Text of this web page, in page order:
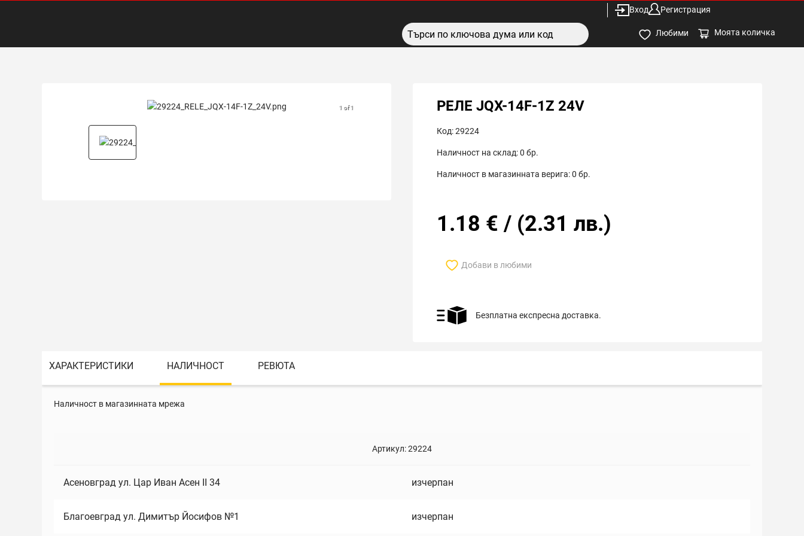
Вход Регистрация
Любими Моята количка
1 of 1 РЕЛЕ JQX-14F-1Z 24V
Код:29224
Наличност на склад:0 бр.
Наличност в магазинната верига:0 бр.
1.18 € / (2.31 лв.)
Добави в любими
Безплатна експресна доставка.
ХАРАКТЕРИСТИКИ НАЛИЧНОСТ РЕВЮТА
Наличност в магазинната мрежа
Артикул:29224
Асеновград ул. Цар Иван Асен II 34 изчерпан
Благоевград ул. Димитър Йосифов №1 изчерпан